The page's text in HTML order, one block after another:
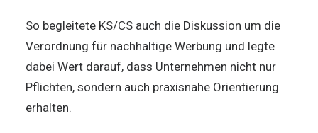
So begleitete KS/CS auch die Diskussion um die
Verordnung für nachhaltige Werbung und legte
dabei Wert darauf, dass Unternehmen nicht nur
Pflichten, sondern auch praxisnahe Orientierung
erhalten.